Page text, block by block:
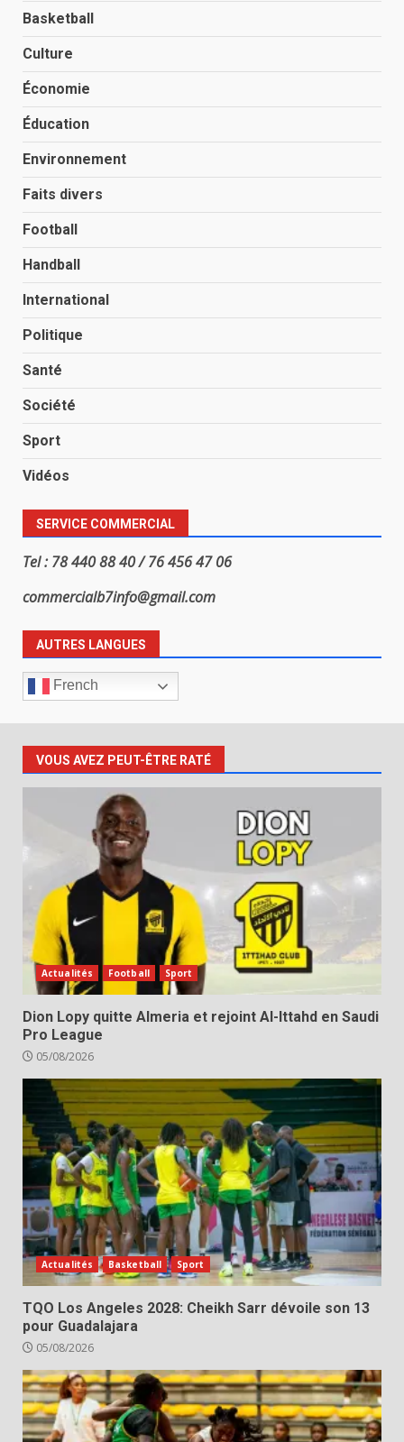
Basketball
Culture
Économie
Éducation
Environnement
Faits divers
Football
Handball
International
Politique
Santé
Société
Sport
Vidéos
SERVICE COMMERCIAL
Tel : 78 440 88 40 / 76 456 47 06
commercialb7info@gmail.com
AUTRES LANGUES
French
VOUS AVEZ PEUT-ÊTRE RATÉ
Actualités Football Sport
Dion Lopy quitte Almeria et rejoint Al-Ittahd en Saudi
Pro League
05/08/2026
Actualités Basketball Sport
TQO Los Angeles 2028: Cheikh Sarr dévoile son 13
pour Guadalajara
05/08/2026